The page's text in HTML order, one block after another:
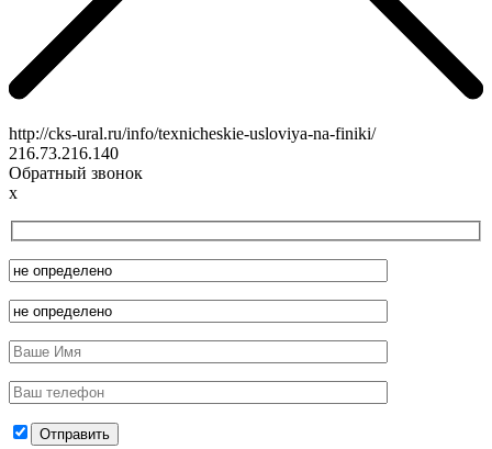
http://cks-ural.ru/info/texnicheskie-usloviya-na-finiki/
216.73.216.140
Обратный звонок
x